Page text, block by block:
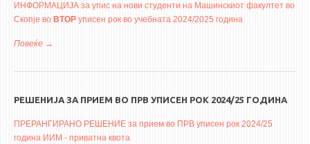
ИНФОРМАЦИЈА за упис на нови студенти на Машинскиот факултет во
Скопје во ВТОР уписен рок во учебната 2024/2025 година
Повеќе за ИНФОРМАЦИЈА за упис на нови студенти на Машинскиот
година
РЕШЕНИЈА ЗА ПРИЕМ ВО ПРВ УПИСЕН РОК 2024/25 ГОДИНА
ПРЕРАНГИРАНО РЕШЕНИЕ за прием во ПРВ уписен рок 2024/25
година ИИМ - приватна квота